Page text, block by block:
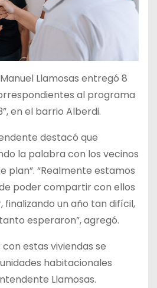
Llamosas entregó 8
al programa
en el barrio Alberdi.
destacó que
la palabra con los vecinos
plan”. “Realmente estamos
poder compartir con ellos
finalizando un año tan difícil,
esperaron”, agregó.
estas viviendas se
habitacionales
Llamosas.